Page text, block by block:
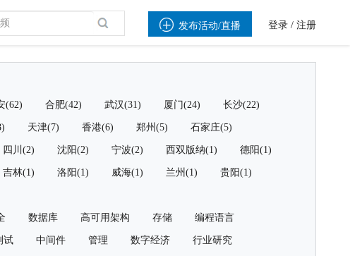
 发布活动/直播 登录 / 注册
(62) 合肥(42) 武汉(31) 厦门(24) 长沙(22)
天津(7) 香港(6) 郑州(5) 石家庄(5)
四川(2) 沈阳(2) 宁波(2) 西双版纳(1) 德阳(1)
吉林(1) 洛阳(1) 威海(1) 兰州(1) 贵阳(1)
数据库 高可用架构 存储 编程语言
试 中间件 管理 数字经济 行业研究